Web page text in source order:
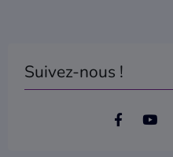
Suivez-nous !